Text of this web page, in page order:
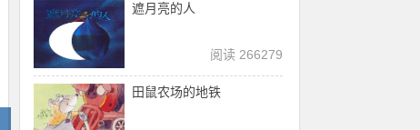
遮月亮的人
阅读 266279
田鼠农场的地铁